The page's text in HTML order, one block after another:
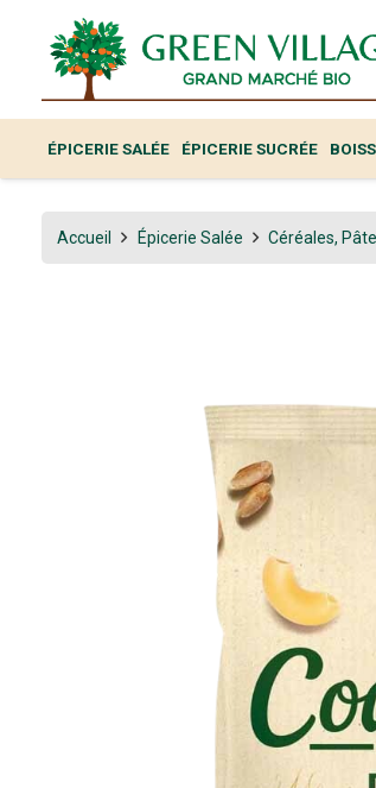
ÉPICERIE SALÉE ÉPICERIE SUCRÉE
Accueil Épicerie Salée Céréales,